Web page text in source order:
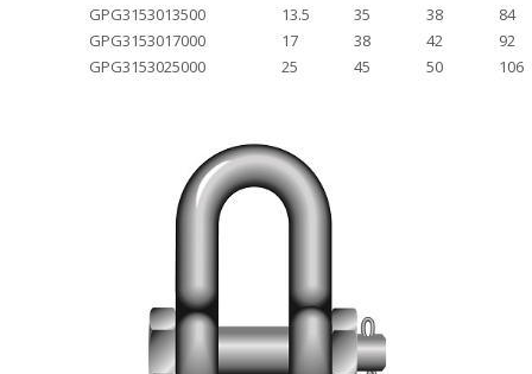
GPG3153013500
13.5 35 38
84
GPG3153017000
17 38 42
92
GPG3153025000
25 45 50 106